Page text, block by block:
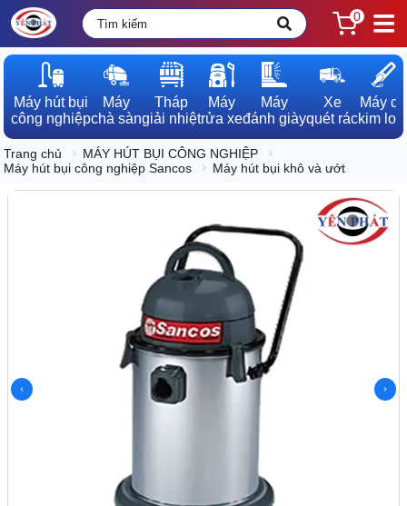
0
Máy hút bụi
công nghiệp
Máy
chà sàn
Tháp
giải nhiệt
Máy
rửa xe
Máy
đánh giày
Xe
quét rác
Máy dò
kim loại
Trang chủ
MÁY HÚT BỤI CÔNG NGHIỆP
Máy hút bụi công nghiệp Sancos
Máy hút bụi khô và ướt